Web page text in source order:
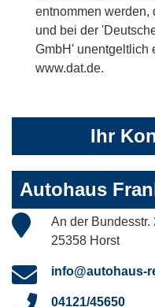
entnommen werden,
und bei der
GmbH' unentgeltlich
www.dat.de.
Ihr
Autohaus
An der Bundesstr.
25358 Horst
info@autohaus-
04121/45650